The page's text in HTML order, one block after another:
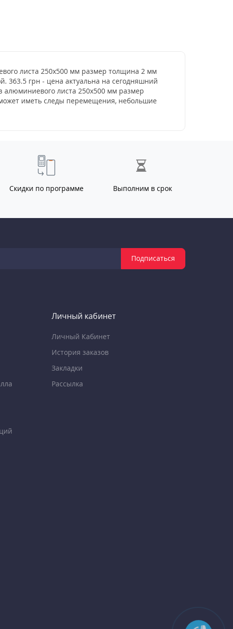
листа 250х500 мм размер толщина 2 мм
363.5 грн - цена актуальна на сегодняшний
алюминиевого листа 250х500 мм размер
иметь следы перемещения, небольшие
Скидки по программе Выполним в срок
Подписаться
Личный кабинет
Личный Кабинет
История заказов
Закладки
Рассылка